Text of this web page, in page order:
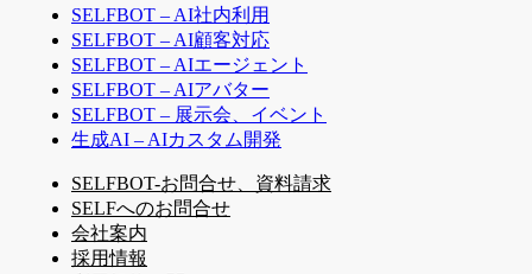
SELFBOT – AI社内利用
SELFBOT – AI顧客対応
SELFBOT – AIエージェント
SELFBOT – AIアバター
SELFBOT – 展示会、イベント
生成AI – AIカスタム開発
SELFBOT-お問合せ、資料請求
SELFへのお問合せ
会社案内
採用情報